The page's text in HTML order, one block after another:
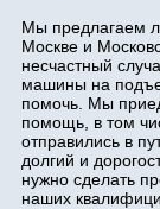
Мы предлагаем
Москве и
несчастный
машины на
помочь. Мы
помощь, в том
отправились в
долгий и
нужно сделать
наших